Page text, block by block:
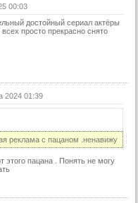
00:03
достойный сериал актёры
просто прекрасно снято
2024 01:39
реклама с пацаном .ненавижу
этого пацана . Понять не могу